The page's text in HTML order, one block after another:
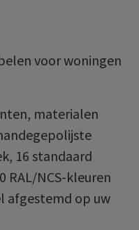
voor woningen
materialen
16 standaard
RAL/NCS-kleuren
afgestemd op uw